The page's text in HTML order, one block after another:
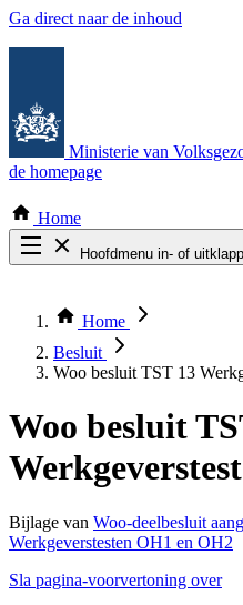
Ga direct naar de inhoud
Ministerie van
de homepage
Home
Hoofdmenu in- of
Thema COVID-19
Bekijk per bestuursorgaan
Home
Besluit
Woo besluit TST 13
Woo besluit
Bijlage van Woo-deelbesluit
Werkgeverstesten OH1 en OH2
Sla pagina-voorvertoning over